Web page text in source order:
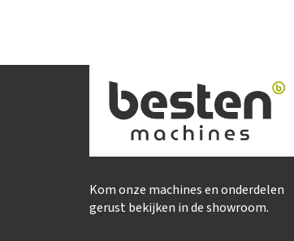
Kom onze machines en onderdelen
gerust bekijken in de showroom.